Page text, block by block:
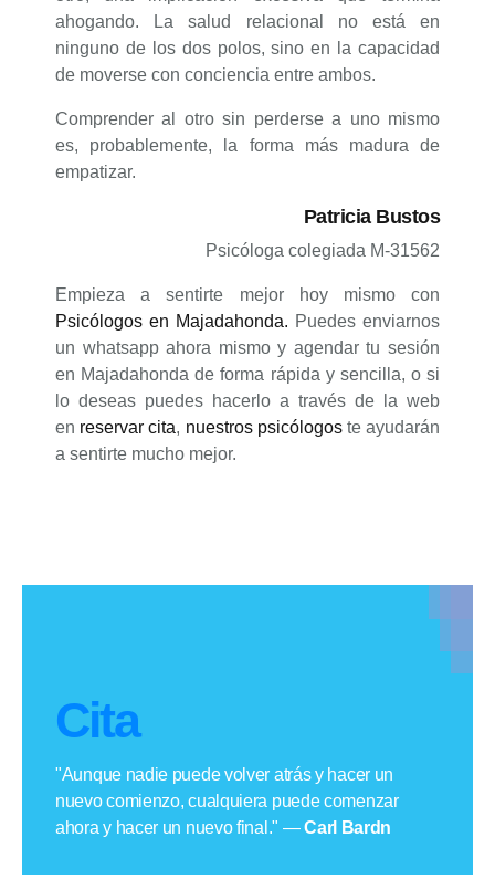
ahogando. La salud relacional no está en
ninguno de los dos polos, sino en la capacidad
de moverse con conciencia entre ambos.
Comprender al otro sin perderse a uno mismo
es, probablemente, la forma más madura de
empatizar.
Patricia Bustos
Psicóloga colegiada M-31562
Empieza a sentirte mejor hoy mismo con
Psicólogos en Majadahonda. Puedes enviarnos
un whatsapp ahora mismo y agendar tu sesión
en Majadahonda de forma rápida y sencilla, o si
lo deseas puedes hacerlo a través de la web
en reservar cita, nuestros psicólogoste ayudarán
a sentirte mucho mejor.
Cita
"Aunque nadie puede volver atrás y hacer un
nuevo comienzo, cualquiera puede comenzar
ahora y hacer un nuevo final." —Carl Bardn